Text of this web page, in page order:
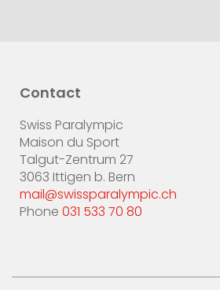
Contact
Swiss Paralympic
Maison du Sport
Talgut-Zentrum 27
3063 Ittigen b. Bern
mail@swissparalympic.ch
Phone 031 533 70 80